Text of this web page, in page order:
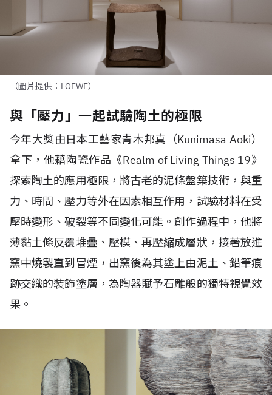
（圖片提供：LOEWE）
與「壓力」一起試驗陶土的極限
今年大獎由日本工藝家青木邦真（Kunimasa Aoki）
拿下，他藉陶瓷作品《Realm of Living Things 19》
探索陶土的應用極限，將古老的泥條盤築技術，與重
力、時間、壓力等外在因素相互作用，試驗材料在受
壓時變形、破裂等不同變化可能。創作過程中，他將
薄黏土條反覆堆疊、壓模、再壓縮成層狀，接著放進
窯中燒製直到冒煙，出窯後為其塗上由泥土、鉛筆痕
跡交織的裝飾塗層，為陶器賦予石雕般的獨特視覺效
果。